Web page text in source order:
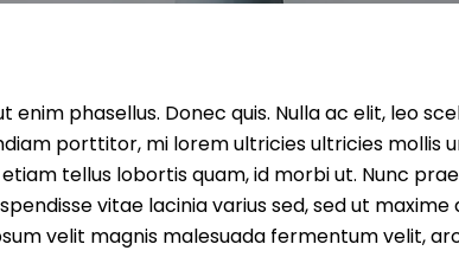
phasellus. Donec quis. Nulla ac elit, leo
porttitor, mi lorem ultricies ultricies
tellus lobortis quam, id morbi ut. Nunc
vitae lacinia varius sed, sed ut
velit magnis malesuada fermentum velit,